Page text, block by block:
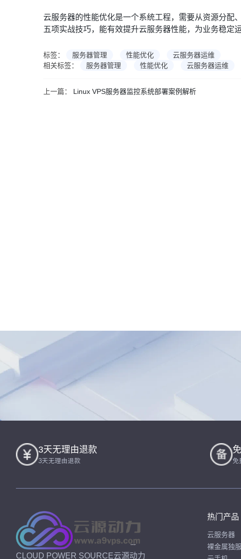
云服务器的性能优化是一个系统工程，需要从资源分配
五项实战技巧，能有效提升云服务器性能，为业务稳定
标签： 服务器管理 性能优化
云服务器运维
相关标签：
服务器管理 性能优化 云服务器运维
上一篇： Linux VPS服务器监控系统部署案例解析
3天无理由退款
3天无理由退款 免
CLOUD POWER SOURCE云源动力
热门产品
云服务器
裸金属独服